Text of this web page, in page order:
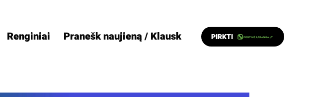
Renginiai Pranešk naujieną / Klausk PIRKTI